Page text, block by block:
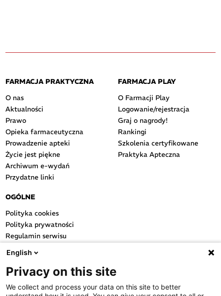
FARMACJA PRAKTYCZNA
O nas
Aktualności
Prawo
Opieka farmaceutyczna
Prowadzenie apteki
Życie jest piękne
Archiwum e-wydań
Przydatne linki
FARMACJA PLAY
O Farmacji Play
Logowanie/rejestracja
Graj o nagrody!
Rankingi
Szkolenia certyfikowane
Praktyka Apteczna
OGÓLNE
Polityka cookies
Polityka prywatności
Regulamin serwisu
Farmacja Play
Regulamin konkursu Lakcid
Regulamin konkursu Acard
English
Privacy on this site
We collect and process your data on this site to better